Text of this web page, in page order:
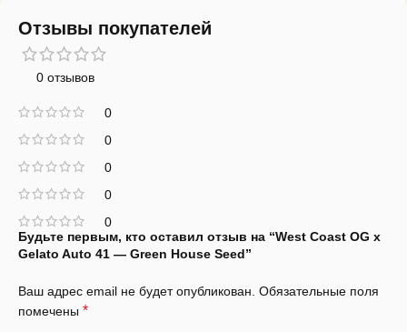
Отзывы покупателей
0 отзывов
0
0
0
0
0
Будьте первым, кто оставил отзыв на “West Coast OG x
Gelato Auto 41 — Green House Seed”
Ваш адрес email не будет опубликован. Обязательные поля
помечены *